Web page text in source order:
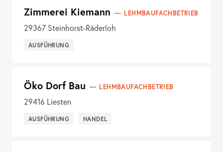
Zimmerei Kiemann LEHMBAUFACHBETRIEB
29367 Steinhorst-Räderloh
AUSFÜHRUNG
Öko Dorf Bau LEHMBAUFACHBETRIEB
29416 Liesten
AUSFÜHRUNG HANDEL